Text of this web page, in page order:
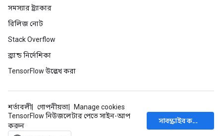
সমস্যার ট্র্যাকার
রিলিজ নোট
Stack Overflow
ব্র্যান্ড নির্দেশিকা
TensorFlow উল্লেখ করা
শর্তাবলী গোপনীয়তা
Manage cookies
TensorFlow নিউজলেটার পেতে সাইন-আপ
করুন
সাবস্ক্রাইব করুন